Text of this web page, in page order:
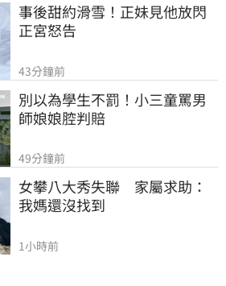
事後甜約滑雪！正妹見他放閃
正宮怒告
43分鐘前
別以為學生不罰！小三童罵男
師娘娘腔判賠
49分鐘前
女攀八大秀失聯　家屬求助：
我媽還沒找到
1小時前